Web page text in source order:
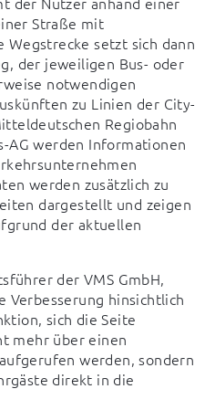
Straße mit
Wegstrecke setzt sich dann
der jeweiligen Bus- oder
notwendigen
zu Linien der City-
Regiobahn
AG werden Informationen
werden zusätzlich zu
dargestellt und zeigen
der aktuellen
der VMS GmbH,
Verbesserung hinsichtlich
sich die Seite
mehr über einen
werden, sondern
direkt in die